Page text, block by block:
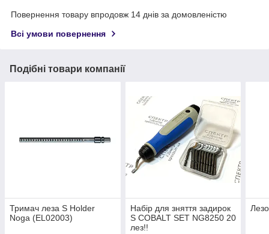
Повернення товару впродовж 14 днів за домовленістю
Всі умови повернення
Подібні товари компанії
Тримач леза S Holder
Noga (EL02003)
Набір для зняття задирок
S COBALT SET NG8250 20
лез!!